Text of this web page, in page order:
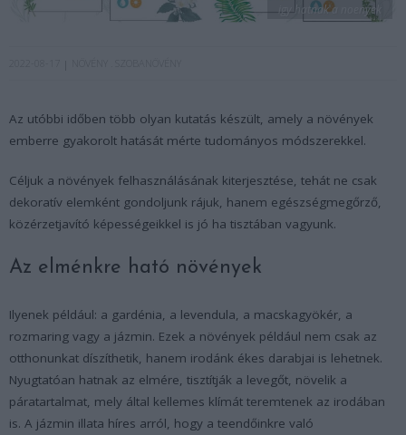
igy hatnak a noenyek
Az utóbbi időben több olyan kutatás készült, amely a növények
emberre gyakorolt hatását mérte tudományos módszerekkel.
Céljuk a növények felhasználásának kiterjesztése, tehát ne csak
dekoratív elemként gondoljunk rájuk, hanem egészségmegőrző,
közérzetjavító képességeikkel is jó ha tisztában vagyunk.
Az elménkre ható növények
Ilyenek például: a gardénia, a levendula, a macskagyökér, a
rozmaring vagy a jázmin. Ezek a növények például nem csak az
otthonunkat díszíthetik, hanem irodánk ékes darabjai is lehetnek.
Nyugtatóan hatnak az elmére, tisztítják a levegőt, növelik a
páratartalmat, mely által kellemes klímát teremtenek az irodában
is. A jázmin illata híres arról, hogy a teendőinkre való